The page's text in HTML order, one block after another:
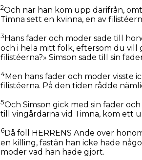
2Och när han kom upp därifrån,
Timna sett en kvinna, en av
3 Hans fader och moder sade till
och i hela mitt folk, eftersom du
filistéerna?» Simson sade till sin
4Men hans fader och moder visste
filistéerna. På den tiden rådde
5Och Simson gick med sin fader
till vingårdarna vid Timna, kom ett
6Då föll HERRENS Ande över
en killing, fastän han icke hade
moder vad han hade gjort.